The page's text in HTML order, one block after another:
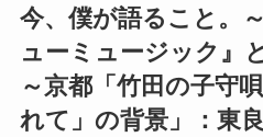
今、僕が語ること。
ューミュージック
～京都「竹田の子守
れて」の背景」：東